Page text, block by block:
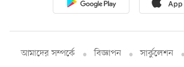
আমাদের সম্পর্কে বিজ্ঞাপন সার্কুলেশন